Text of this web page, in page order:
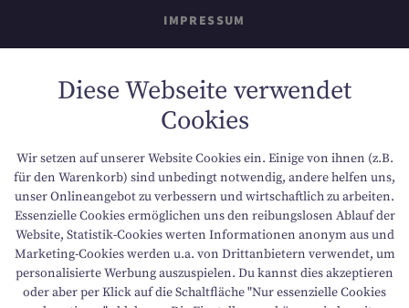
IMPRESSUM
DATENSCHUTZ
NACHHALTIGKEIT
BARRIEREFREIHEIT
T +43 6136 8888 E info@dachsteinkoenig.at
Diese Webseite verwendet
Cookies
Wir setzen auf unserer Website Cookies ein. Einige von ihnen (z.B.
für den Warenkorb) sind unbedingt notwendig, andere helfen uns,
unser Onlineangebot zu verbessern und wirtschaftlich zu arbeiten.
Essenzielle Cookies ermöglichen uns den reibungslosen Ablauf der
Website, Statistik-Cookies werten Informationen anonym aus und
Marketing-Cookies werden u.a. von Drittanbietern verwendet, um
personalisierte Werbung auszuspielen. Du kannst dies akzeptieren
oder aber per Klick auf die Schaltfläche "Nur essenzielle Cookies